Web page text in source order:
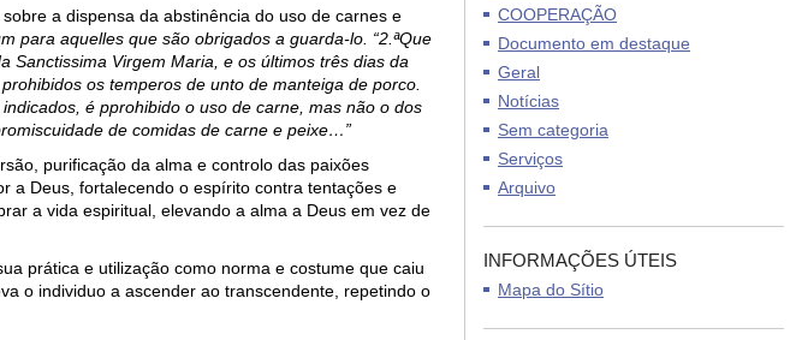
a dispensa da abstinência do uso de carnes e
para aquelles que são obrigados a guarda-lo. “2.ªQue
Sanctissima Virgem Maria, e os últimos três dias da
os temperos de unto de manteiga de porco.
é pprohibido o uso de carne, mas não o dos
de comidas de carne e peixe…”
purificação da alma e controlo das paixões
a Deus, fortalecendo o espírito contra tentações e
a vida espiritual, elevando a alma a Deus em vez de
prática e utilização como norma e costume que caiu
o individuo a ascender ao transcendente, repetindo o
COOPERAÇÃO
Documento em destaque
Geral
Notícias
Sem categoria
Serviços
Arquivo
INFORMAÇÕES ÚTEIS
Mapa do Sítio